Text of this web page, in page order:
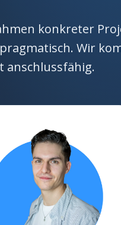
konkreter
Wir
anschlussfähig.